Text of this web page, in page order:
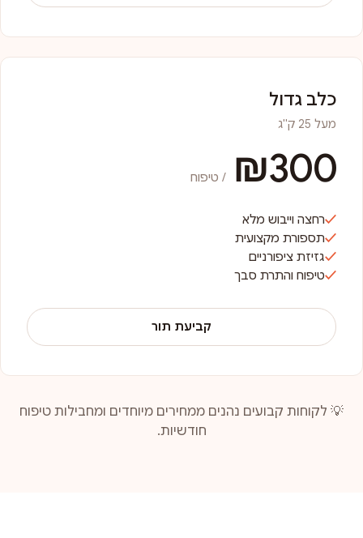
כלב גדול
מעל 25 ק"ג
₪300 / טיפוח
רחצה וייבוש מלא
תספורת מקצועית
גזיזת ציפורניים
טיפוח והתרת סבך
קביעת תור
💡 לקוחות קבועים נהנים ממחירים מיוחדים ומחבילות טיפוח
חודשיות.